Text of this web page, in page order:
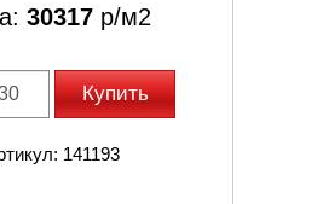
30317р/м2
Купить
141193